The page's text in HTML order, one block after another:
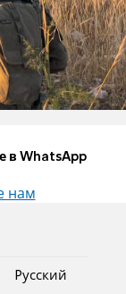
в WhatsApp
нам
Pусский